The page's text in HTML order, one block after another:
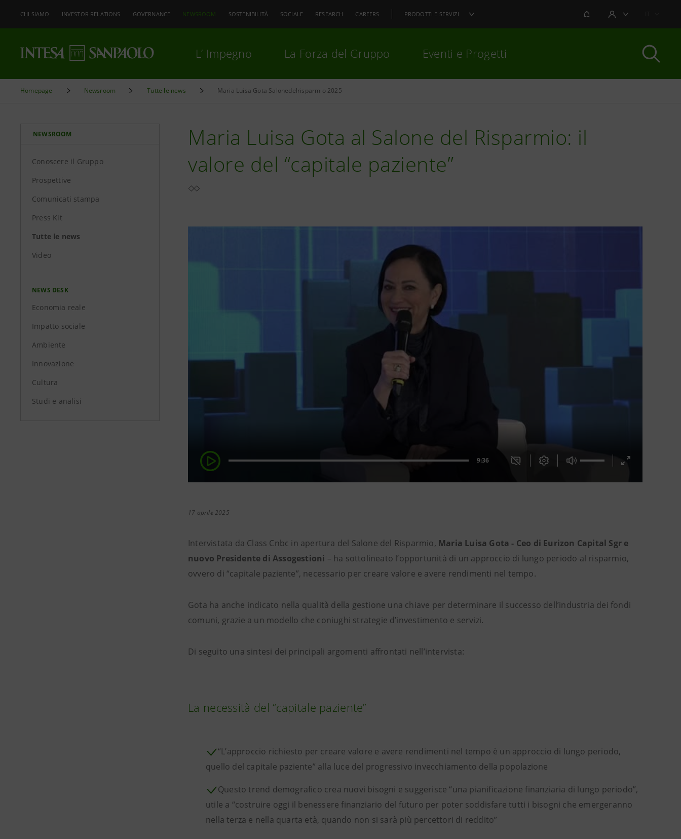
CHI SIAMO INVESTOR RELATIONS GOVERNANCE NEWSROOM SOSTENIBILITÀ SOCIALE RESEARCH CAREERS PRODOTTI E SERVIZI NOTIFICHEAREA UTENTE
L’ Impegno La Forza del Gruppo Eventi e Progetti
Homepage Newsroom Tutte le news Maria Luisa Gota Salonedelrisparmio 2025
NEWSROOM
Conoscere il Gruppo
Prospettive
Comunicati stampa
Press Kit
Tutte le news
Video
NEWS DESK
Economia reale
Impatto sociale
Ambiente
Innovazione
Cultura
Studi e analisi
Maria Luisa Gota al Salone del Risparmio: il
valore del “capitale paziente”
17 aprile 2025
Intervistata da Class Cnbc in apertura del Salone del Risparmio, Maria Luisa Gota - Ceo di Eurizon Capital Sgr e
nuovo Presidente di Assogestioni – ha sottolineato l’opportunità di un approccio di lungo periodo al risparmio,
ovvero di “capitale paziente”, necessario per creare valore e avere rendimenti nel tempo.
Gota ha anche indicato nella qualità della gestione una chiave per determinare il successo dell’industria dei fondi
comuni, grazie a un modello che coniughi strategie d’investimento e servizi.
Di seguito una sintesi dei principali argomenti affrontati nell’intervista:
La necessità del “capitale paziente”
“L’approccio richiesto per creare valore e avere rendimenti nel tempo è un approccio di lungo periodo,
quello del capitale paziente” alla luce del progressivo invecchiamento della popolazione
Questo trend demografico crea nuovi bisogni e suggerisce “una pianificazione finanziaria di lungo periodo”,
utile a “costruire oggi il benessere finanziario del futuro per poter soddisfare tutti i bisogni che emergeranno
nella terza e nella quarta età, quando non si sarà più percettori di reddito”